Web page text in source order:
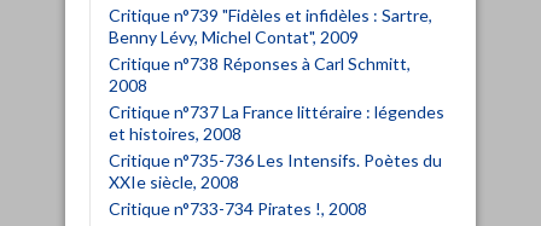
Critique n°739 "Fidèles et infidèles : Sartre,
Benny Lévy, Michel Contat", 2009
Critique n°738 Réponses à Carl Schmitt,
2008
Critique n°737 La France littéraire : légendes
et histoires, 2008
Critique n°735-736 Les Intensifs. Poètes du
XXIe siècle, 2008
Critique n°733-734 Pirates !, 2008